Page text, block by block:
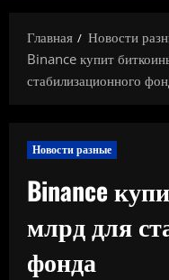
Главная
Новости
Binance купит
стабилизационного
Новости разные
Binance
млрд для
фонда